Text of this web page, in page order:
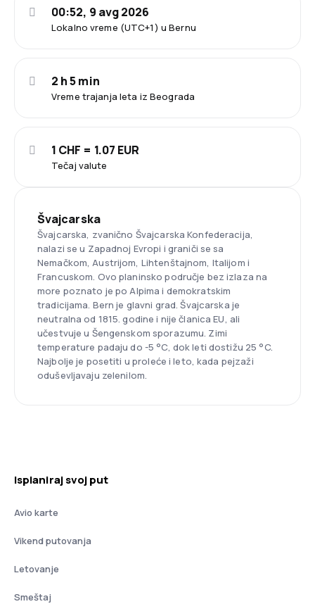
Lokalno vreme (UTC+1) u Bernu
00:52, 9 avg 2026
Vreme trajanja leta iz Beograda
2 h 5 min
Tečaj valute
1 CHF = 1.07 EUR
Švajcarska
Švajcarska, zvanično Švajcarska Konfederacija,
nalazi se u Zapadnoj Evropi i graniči se sa
Nemačkom, Austrijom, Lihtenštajnom, Italijom i
Francuskom. Ovo planinsko područje bez izlaza na
more poznato je po Alpima i demokratskim
tradicijama. Bern je glavni grad. Švajcarska je
neutralna od 1815. godine i nije članica EU, ali
učestvuje u Šengenskom sporazumu. Zimi
temperature padaju do -5 °C, dok leti dostižu 25 °C.
Najbolje je posetiti u proleće i leto, kada pejzaži
oduševljavaju zelenilom.
Isplaniraj svoj put
Avio karte
Vikend putovanja
Letovanje
Smeštaj